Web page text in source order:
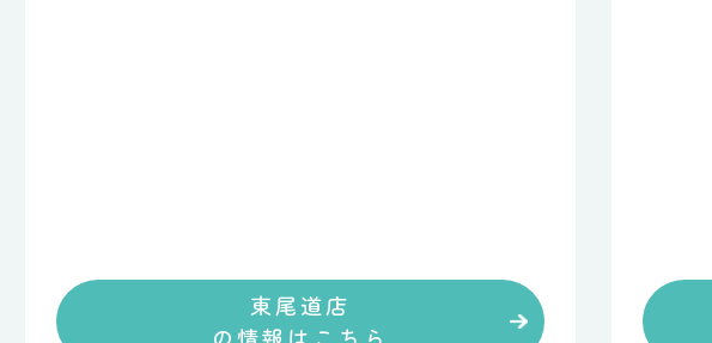
東尾道店
の情報はこちら